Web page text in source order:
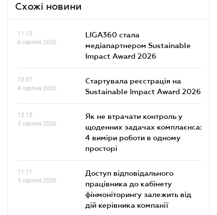
Схожі новини
11.15
6 серпня 2026
LIGA360 стала
медіапартнером Sustainable
Impact Award 2026
10.07
4 серпня 2026
Стартувала реєстрація на
Sustainable Impact Award 2026
13.15
3 серпня 2026
Як не втрачати контроль у
щоденних задачах комплаєнса:
4 виміри роботи в одному
просторі
11.11
3 серпня 2026
Доступ відповідального
працівника до кабінету
фінмоніторингу залежить від
дій керівника компанії